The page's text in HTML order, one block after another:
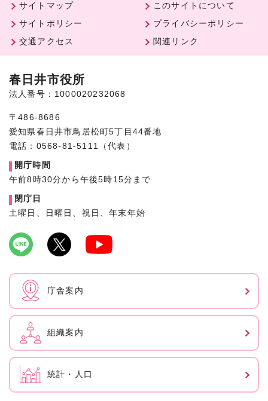
サイトマップ
このサイトについて
サイトポリシー
プライバシーポリシー
交通アクセス
関連リンク
春日井市役所
法人番号：1000020232068
〒486-8686
愛知県春日井市鳥居松町5丁目44番地
電話：0568-81-5111（代表）
開庁時間
午前8時30分から午後5時15分まで
閉庁日
土曜日、日曜日、祝日、年末年始
庁舎案内
組織案内
統計・人口